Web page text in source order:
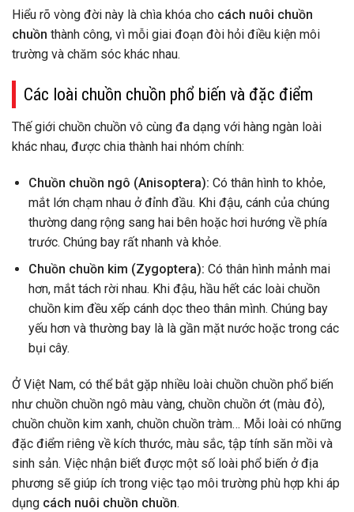
Hiểu rõ vòng đời này là chìa khóa cho cách nuôi chuồn
chuồn thành công, vì mỗi giai đoạn đòi hỏi điều kiện môi
trường và chăm sóc khác nhau.
Các loài chuồn chuồn phổ biến và đặc điểm
Thế giới chuồn chuồn vô cùng đa dạng với hàng ngàn loài
khác nhau, được chia thành hai nhóm chính:
Chuồn chuồn ngô (Anisoptera): Có thân hình to khỏe,
mắt lớn chạm nhau ở đỉnh đầu. Khi đậu, cánh của chúng
thường dang rộng sang hai bên hoặc hơi hướng về phía
trước. Chúng bay rất nhanh và khỏe.
Chuồn chuồn kim (Zygoptera): Có thân hình mảnh mai
hơn, mắt tách rời nhau. Khi đậu, hầu hết các loài chuồn
chuồn kim đều xếp cánh dọc theo thân mình. Chúng bay
yếu hơn và thường bay là là gần mặt nước hoặc trong các
bụi cây.
Ở Việt Nam, có thể bắt gặp nhiều loài chuồn chuồn phổ biến
như chuồn chuồn ngô màu vàng, chuồn chuồn ớt (màu đỏ),
chuồn chuồn kim xanh, chuồn chuồn tràm… Mỗi loài có những
đặc điểm riêng về kích thước, màu sắc, tập tính săn mồi và
sinh sản. Việc nhận biết được một số loài phổ biến ở địa
phương sẽ giúp ích trong việc tạo môi trường phù hợp khi áp
dụng cách nuôi chuồn chuồn.